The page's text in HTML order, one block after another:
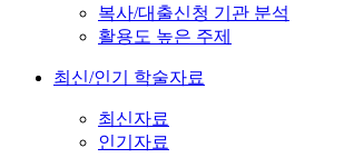
복사/대출신청 기관 분석
활용도 높은 주제
최신/인기 학술자료
최신자료
인기자료